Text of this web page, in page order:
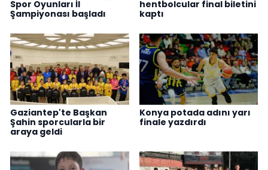
Spor Oyunları İl
Şampiyonası başladı
hentbolcular final biletini
kaptı
Gaziantep'te Başkan
Şahin sporcularla bir
araya geldi
Konya potada adını yarı
finale yazdırdı